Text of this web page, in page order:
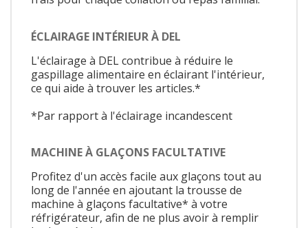
ÉCLAIRAGE INTÉRIEUR À DEL
L'éclairage à DEL contribue à réduire le
gaspillage alimentaire en éclairant l'intérieur,
ce qui aide à trouver les articles.*
*Par rapport à l'éclairage incandescent
MACHINE À GLAÇONS FACULTATIVE
Profitez d'un accès facile aux glaçons tout au
long de l'année en ajoutant la trousse de
machine à glaçons facultative* à votre
réfrigérateur, afin de ne plus avoir à remplir